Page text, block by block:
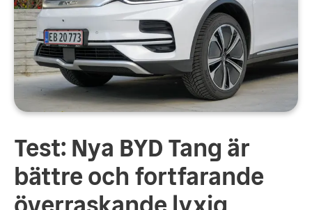
Test: Nya BYD Tang är
bättre och fortfarande